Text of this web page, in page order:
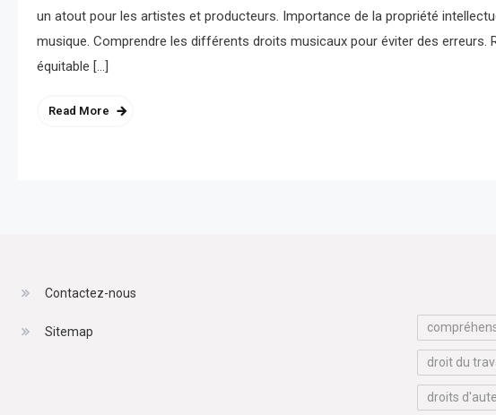
un atout pour les artistes et producteurs. Importance de la propriété
musique. Comprendre les différents droits musicaux pour éviter des erreurs.
équitable […]
Read More
Contactez-nous
Sitemap
droit du
droits